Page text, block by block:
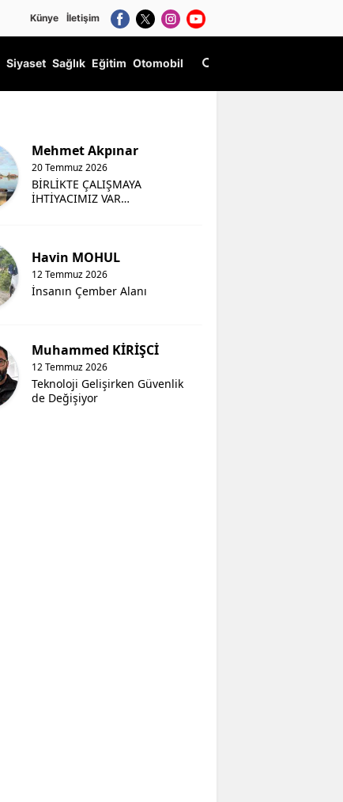
Künye İletişim
Siyaset Sağlık Eğitim Otomobil
Mehmet Akpınar
20 Temmuz 2026
BİRLİKTE ÇALIŞMAYA
İHTİYACIMIZ VAR…
Havin MOHUL
12 Temmuz 2026
İnsanın Çember Alanı
Muhammed KİRİŞCİ
12 Temmuz 2026
Teknoloji Gelişirken Güvenlik
de Değişiyor